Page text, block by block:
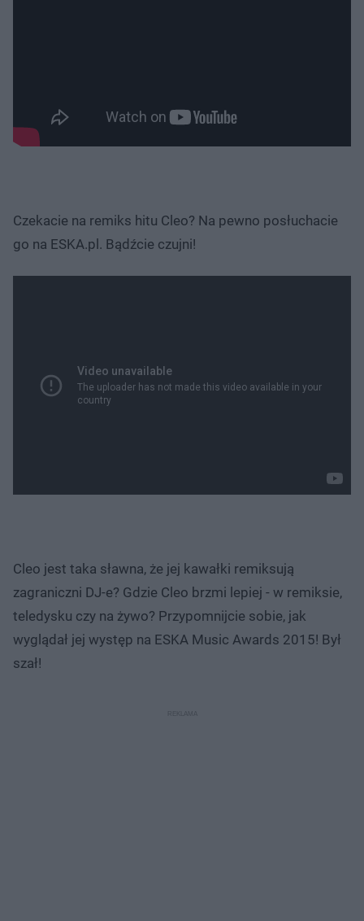
Czekacie na remiks hitu Cleo? Na pewno posłuchacie
go na ESKA.pl. Bądźcie czujni!
Cleo jest taka sławna, że jej kawałki remiksują
zagraniczni DJ-e? Gdzie Cleo brzmi lepiej - w remiksie,
teledysku czy na żywo? Przypomnijcie sobie, jak
wyglądał jej występ na ESKA Music Awards 2015! Był
szał!